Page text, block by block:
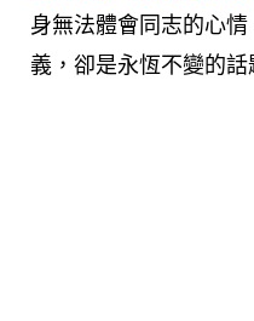
身無法體會同志的心
義，卻是永恆不變的話